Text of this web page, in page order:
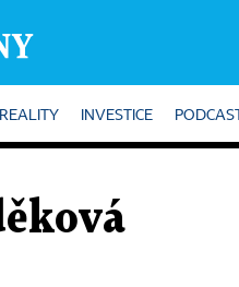
REALITY INVESTICE